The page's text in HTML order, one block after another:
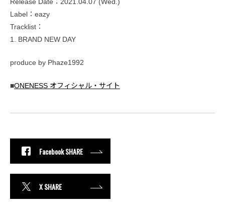
Label：eazy
Tracklist：
1. BRAND NEW DAY
produce by Phaze1992
■ONENESS オフィシャル・サイト
Facebook SHARE
X SHARE